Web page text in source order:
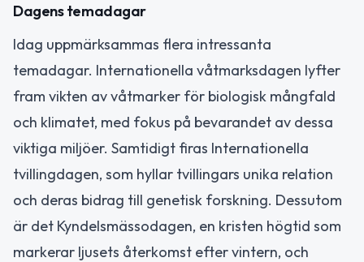
Dagens temadagar
Idag uppmärksammas flera intressanta
temadagar. Internationella våtmarksdagen lyfter
fram vikten av våtmarker för biologisk mångfald
och klimatet, med fokus på bevarandet av dessa
viktiga miljöer. Samtidigt firas Internationella
tvillingdagen, som hyllar tvillingars unika relation
och deras bidrag till genetisk forskning. Dessutom
är det Kyndelsmässodagen, en kristen högtid som
markerar ljusets återkomst efter vintern, och